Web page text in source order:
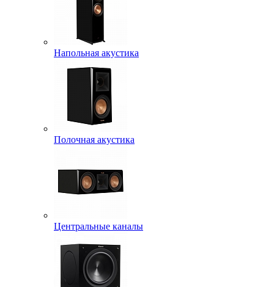
Напольная акустика
Полочная акустика
Центральные каналы